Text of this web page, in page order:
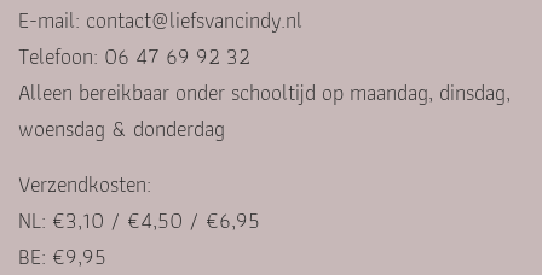
E-mail: contact@liefsvancindy.nl
Telefoon: 06 47 69 92 32
Alleen bereikbaar onder schooltijd op maandag, dinsdag,
woensdag & donderdag
Verzendkosten:
NL: €3,10 / €4,50 / €6,95
BE: €9,95